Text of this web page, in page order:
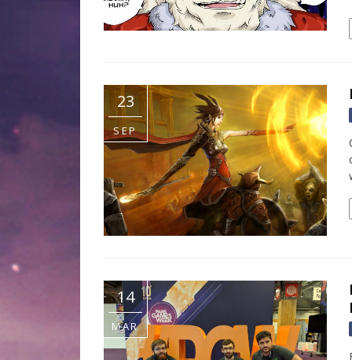
23
SEP
14
MAR